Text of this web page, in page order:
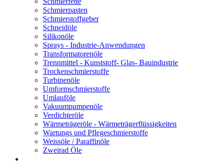
Schmierpasten
Schmierstoffgeber
Schneidöle
Silikonöle
Sprays - Industrie-Anwendungen
Transformatorenöle
Trennmittel - Kunststoff- Glas- Bauindustrie
Trockenschmierstoffe
Turbinenöle
Umformschmierstoffe
Umlauföle
Vakuumpumpenöle
Verdichteröle
Wärmeträgeröle - Wärmeträgerflüssigkeiten
Wartungs und Pflegeschmierstoffe
Weissöle / Paraffinöle
Zweirad Öle